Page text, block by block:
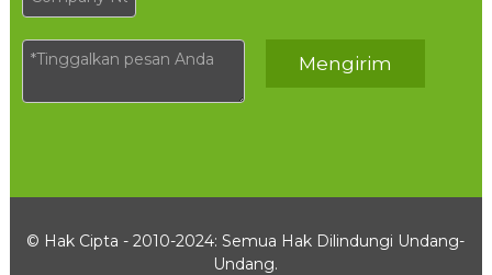
Mengirim
© Hak Cipta - 2010-2024: Semua Hak Dilindungi Undang-
Undang.